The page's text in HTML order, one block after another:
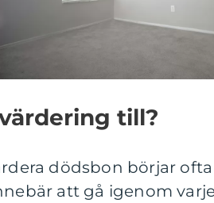
till?
dödsbon börjar
att gå igenom